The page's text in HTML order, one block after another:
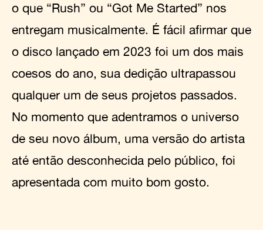
o que “Rush” ou “Got Me Started” nos
entregam musicalmente. É fácil afirmar que
o disco lançado em 2023 foi um dos mais
coesos do ano, sua dedição ultrapassou
qualquer um de seus projetos passados.
No momento que adentramos o universo
de seu novo álbum, uma versão do artista
até então desconhecida pelo público, foi
apresentada com muito bom gosto.